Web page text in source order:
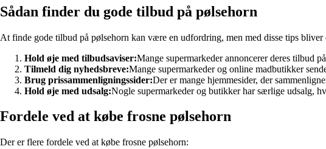
Sådan finder du gode tilbud på pølsehorn
At finde gode tilbud på pølsehorn kan være en udfordring, men med disse tips bliver
Hold øje med tilbudsaviser:Mange supermarkeder annoncerer deres tilbud
Tilmeld dig nyhedsbreve:Mange supermarkeder og online madbutikker
Brug prissammenligningssider:Der er mange hjemmesider, der
Hold øje med udsalg:Nogle supermarkeder og butikker har særlige udsalg,
Fordele ved at købe frosne pølsehorn
Der er flere fordele ved at købe frosne pølsehorn: